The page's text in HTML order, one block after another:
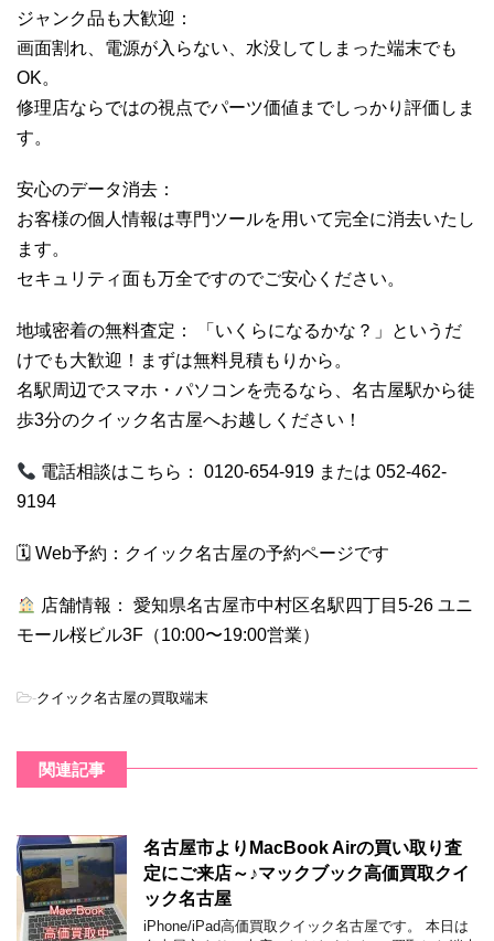
ジャンク品も大歓迎：
画面割れ、電源が入らない、水没してしまった端末でも
OK。
修理店ならではの視点でパーツ価値までしっかり評価しま
す。
安心のデータ消去：
お客様の個人情報は専門ツールを用いて完全に消去いたし
ます。
セキュリティ面も万全ですのでご安心ください。
地域密着の無料査定： 「いくらになるかな？」というだ
けでも大歓迎！まずは無料見積もりから。
名駅周辺でスマホ・パソコンを売るなら、名古屋駅から徒
歩3分のクイック名古屋へお越しください！
電話相談はこちら： 0120-654-919 または 052-462-
9194
🗓 Web予約： クイック名古屋の予約ページです
店舗情報： 愛知県名古屋市中村区名駅四丁目5-26 ユニ
モール桜ビル3F（10:00〜19:00営業）
-クイック名古屋の買取端末
関連記事
名古屋市よりMacBook Airの買い取り査
定にご来店～♪マックブック高価買取クイ
ック名古屋
iPhone/iPad高価買取クイック名古屋です。 本日は